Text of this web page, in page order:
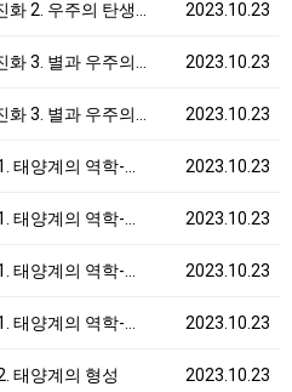
2023.10.23
2. 우주의 탄생…
2023.10.23
3. 별과 우주의…
2023.10.23
3. 별과 우주의…
2023.10.23
태양계의 역학-…
2023.10.23
태양계의 역학-…
2023.10.23
태양계의 역학-…
2023.10.23
태양계의 역학-…
2023.10.23
태양계의 형성